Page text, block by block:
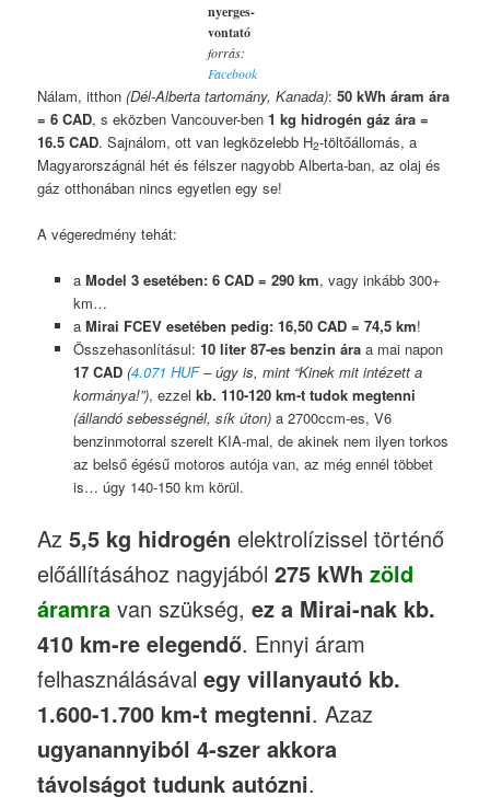
nyerges-
vontató
forrás:
Facebook
Nálam, itthon(Dél-Alberta tartomány, Kanada):50 kWh áram ára
= 6 CAD, s eközben Vancouver-ben1 kg hidrogén gáz ára =
16.5 CAD. Sajnálom, ott van legközelebb H2-töltőállomás, a
Magyarországnál hét és félszer nagyobb Alberta-ban, az olaj és
gáz otthonában nincs egyetlen egy se!
A végeredmény tehát:
a Model 3 esetében: 6 CAD = 290 km, vagy inkább 300+
km…
a Mirai FCEV esetében pedig: 16,50 CAD = 74,5 km!
Összehasonlításul: 10 liter 87-es benzin áraa mai napon
17 CAD (4.071 HUF– úgy is, mint “Kinek mit intézett a
kormánya!”), ezzel kb. 110-120 km-t tudok megtenni
(állandó sebességnél, sík úton)a 2700ccm-es, V6
benzinmotorral szerelt KIA-mal, de akinek nem ilyen torkos
az belső égésű motoros autója van, az még ennél többet
is… úgy 140-150 km körül.
Az5,5 kg hidrogén elektrolízissel történő
előállításához nagyjából275 kWh zöld
áramra van szükség,ez a Mirai-nak kb.
410 km-re elegendő. Ennyi áram
felhasználásávalegy villanyautó kb.
1.600-1.700 km-t megtenni. Azaz
ugyanannyiból 4-szer akkora
távolságot tudunk autózni.